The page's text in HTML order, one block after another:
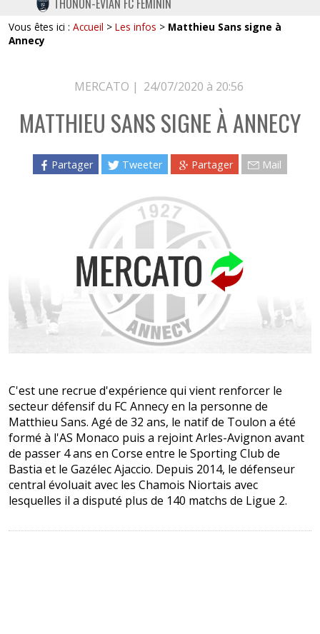
TWITTER
INSTAGRAM
THONON-EVIAN FC FÉMININ
Vous êtes ici : Accueil > Les infos > Matthieu Sans signe à
Annecy
MERCATO | 24/07/2020 à 20:56
MATTHIEU SANS SIGNE À ANNECY
Partager Tweeter Partager Mail
C'est une recrue d'expérience qui vient renforcer le
secteur défensif du FC Annecy en la personne de
Matthieu Sans. Agé de 32 ans, le natif de Toulon a été
formé à l'AS Monaco puis a rejoint Arles-Avignon avant
de passer 4 ans en Corse entre le Sporting Club de
Bastia et le Gazélec Ajaccio. Depuis 2014, le défenseur
central évoluait avec les Chamois Niortais avec
lesquelles il a disputé plus de 140 matchs de Ligue 2.